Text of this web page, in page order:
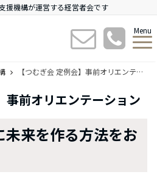
援機構が運営する経営者会です
Menu
【つむぎ会 定例会】事前オリエンテーション
事前オリエンテーション
来を作る方法をお